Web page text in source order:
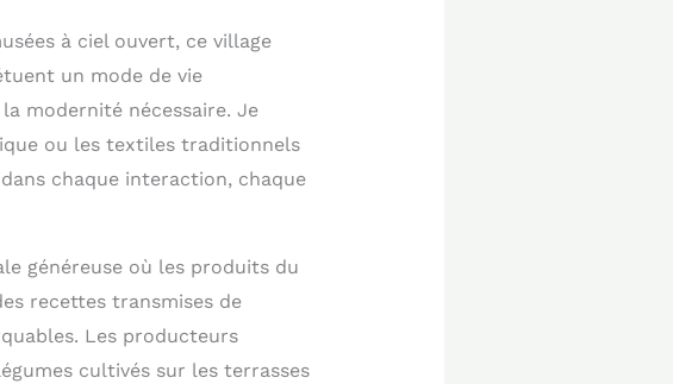
à ciel ouvert, ce village
un mode de vie
modernité nécessaire. Je
ou les textiles traditionnels
chaque interaction, chaque
généreuse où les produits du
recettes transmises de
Les producteurs
cultivés sur les terrasses